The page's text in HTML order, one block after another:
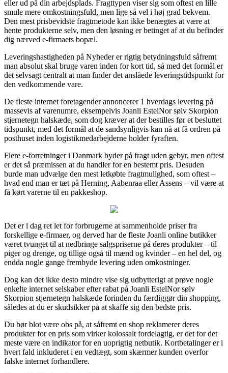
eller ud på din arbejdsplads. Fragttypen viser sig som oftest en lille
smule mere omkostningsfuld, men lige så vel i høj grad bekvem.
Den mest prisbevidste fragtmetode kan ikke benægtes at være at
hente produkterne selv, men den løsning er betinget af at du befinder
dig nærved e-firmaets bopæl.
Leveringshastigheden på Nyheder er rigtig betydningsfuld såfremt
man absolut skal bruge varen inden for kort tid, så med det formål er
det selvsagt centralt at man finder det anslåede leveringstidspunkt for
den vedkommende vare.
De fleste internet foretagender annoncerer 1 hverdags levering på
massevis af varenumre, eksempelvis Joanli EstelNor sølv Skorpion
stjernetegn halskæde, som dog kræver at der bestilles før et besluttet
tidspunkt, med det formål at de sandsynligvis kan nå at få ordren på
posthuset inden logistikmedarbejderne holder fyraften.
Flere e-forretninger i Danmark byder på fragt uden gebyr, men oftest
er det så præmissen at du handler for en bestemt pris. Desuden
burde man udvælge den mest letkøbte fragtmulighed, som oftest –
hvad end man er tæt på Herning, Aabenraa eller Assens – vil være at
få kørt varerne til en pakkeshop.
Det er i dag ret let for forbrugerne at sammenholde priser fra
forskellige e-firmaer, og derved har de fleste Joanli online butikker
været tvunget til at nedbringe salgspriserne på deres produkter – til
piger og drenge, og tillige også til mænd og kvinder – en hel del, og
endda nogle gange frembyde levering uden omkostninger.
Dog kan det ikke desto mindre vise sig udbytterigt at prøve nogle
enkelte internet selskaber efter rabat på Joanli EstelNor sølv
Skorpion stjernetegn halskæde forinden du færdiggør din shopping,
således at du er skudsikker på at skaffe sig den bedste pris.
Du bør blot være obs på, at såfremt en shop reklamerer deres
produkter for en pris som virker kolossalt fordelagtig, er det for det
meste være en indikator for en uoprigtig netbutik. Kortbetalinger er i
hvert fald inkluderet i en vedtægt, som skærmer kunden overfor
falske internet forhandlere.